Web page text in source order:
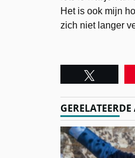
Het is ook mijn
zich niet langer